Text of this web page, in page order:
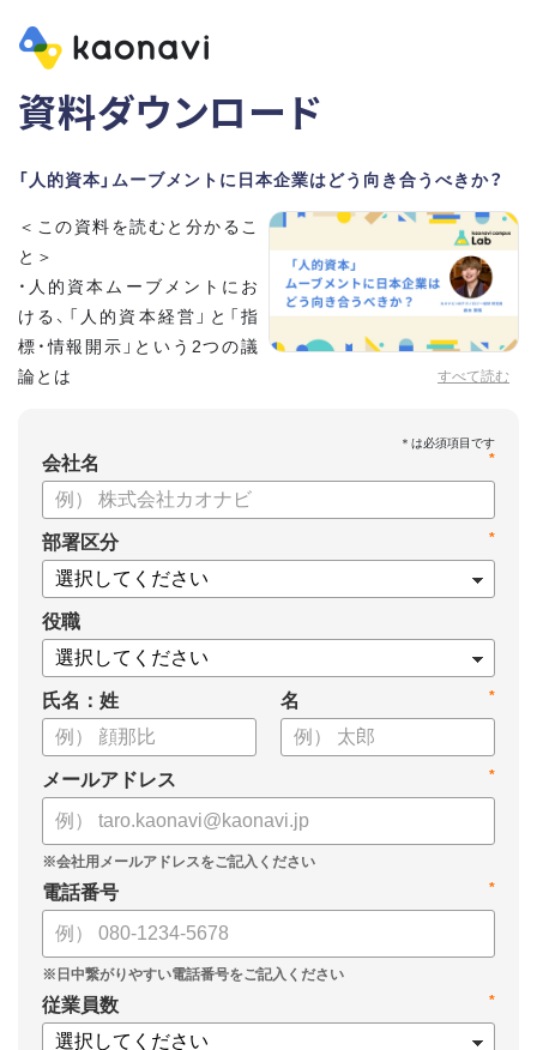
資料ダウンロード
「人的資本」ムーブメントに日本企業はどう向き合うべきか？
すべて読む
＜この資料を読むと分かるこ
と＞
・人的資本ムーブメントにお
ける、「人的資本経営」と「指
標・情報開示」という2つの議
論とは
・第三者から与えられるお墨付きともいえる「ISO30414」
・「有価証券報告書」の変更をはじめとする日本の動向
*
会社名
*
部署区分
役職
氏名：姓 *
名
*
メールアドレス
*
電話番号
*
従業員数